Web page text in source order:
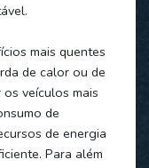
mais quentes
de calor ou de
veículos mais
de
de energia
Para além